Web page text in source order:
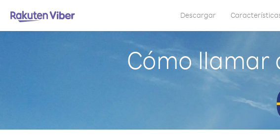
Descargar
Cómo llamar